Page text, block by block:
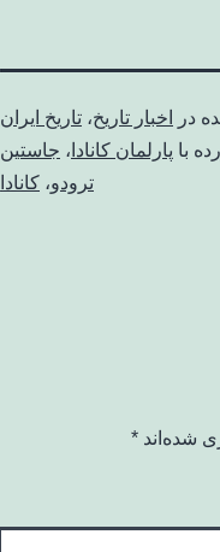
در اخبار تاریخ، تاریخ ایران
با پارلمان کانادا ، جاستین
ترودو، کانادا
شده‌اند *